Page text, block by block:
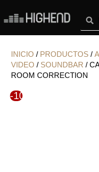
contenido
INICIO / PRODUCTOS /
VIDEO / SOUNDBAR /
ROOM CORRECTION
-10%